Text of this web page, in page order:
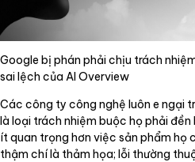
Google bị phán phải chịu trách
sai lệch của AI Overview
Các công ty công nghệ luôn e ngại
là loại trách nhiệm buộc họ phải
ít quan trọng hơn việc sản phẩm họ
thậm chí là thảm họa; lỗi thường